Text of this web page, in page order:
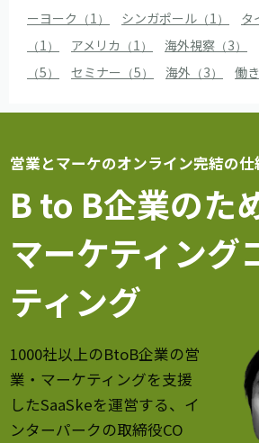
ーヨーク（1）
シンガポール（1） タ
（1）
アメリカ（1） 海外視察（3）
（5）
セミナー（5） 海外（3） 働
営業とマーケのオンライン完結の仕
B to B企業のた
マーケティング
ティング
1000社以上のBtoB企業の営
業・マーケティングを支援
したSaaSkeを運営する、イ
ンターパークの取締役CO